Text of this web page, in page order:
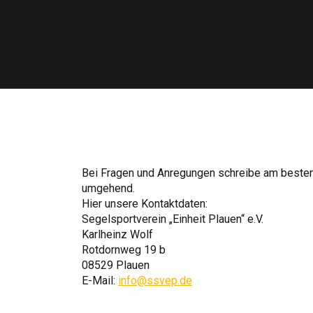
Bei Fragen und Anregungen schreibe am
umgehend.
Hier unsere Kontaktdaten:
Segelsportverein „Einheit Plauen“ e.V.
Karlheinz Wolf
Rotdornweg 19 b
08529 Plauen
E-Mail: info@ssvep.de